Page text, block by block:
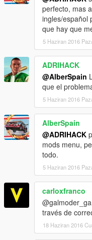
perfecto, mas
ingles/español
que hay que
5 Haziran 2016
ADRIHACK
@AlberSpain
que el
5 Haziran 2016
AlberSpain
@ADRIHACK
mods menu,
todo.
5 Haziran 2016
carloxfranco
través de
18 Haziran 2016